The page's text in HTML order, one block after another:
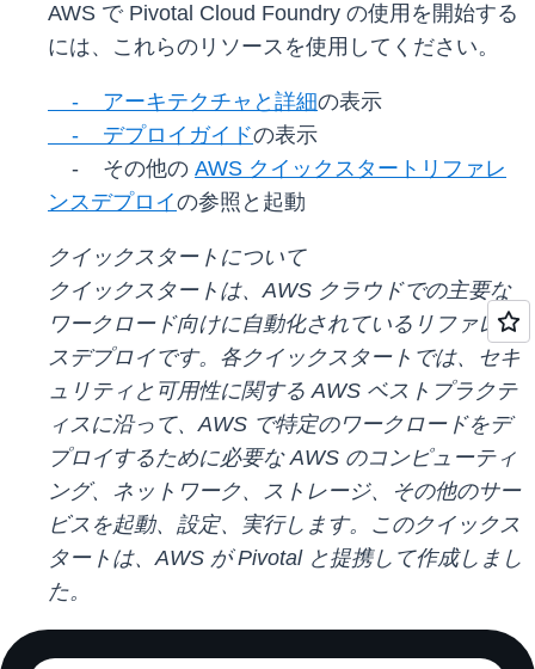
AWS で Pivotal Cloud Foundry の使用を開始する
には、これらのリソースを使用してください。
- アーキテクチャと詳細の表示
- デプロイガイドの表示
- その他の AWS クイックスタートリファレ
ンスデプロイの参照と起動
クイックスタートについて
クイックスタートは、AWS クラウドでの主要な
ワークロード向けに自動化されているリファレン
スデプロイです。各クイックスタートでは、セキ
ュリティと可用性に関する AWS ベストプラクテ
ィスに沿って、AWS で特定のワークロードをデ
プロイするために必要な AWS のコンピューティ
ング、ネットワーク、ストレージ、その他のサー
ビスを起動、設定、実行します。このクイックス
タートは、AWS が Pivotal と提携して作成しまし
た。